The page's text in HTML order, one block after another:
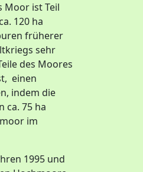
Moor ist Teil
120 ha
früherer
sehr
des Moores
einen
indem die
ca. 75 ha
im
1995 und